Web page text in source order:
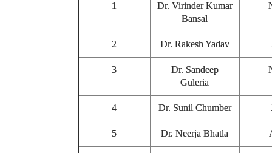
1
Dr. Virinder Kumar
Bansal
2 Dr. Rakesh Yadav
3
Dr. Sandeep
Guleria
4 Dr. Sunil Chumber
5 Dr. Neerja Bhatla